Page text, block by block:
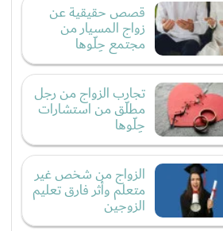
قصص حقيقية عن
زواج المسيار من
مجتمع حِلّوها
تجارب الزواج من رجل
مطلّق من استشارات
حِلّوها
الزواج من شخص غير
متعلم وأثر فارق تعليم
الزوجين